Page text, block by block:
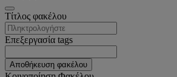
Tίτλος φακέλου
Επεξεργασία tags
Αποθήκευση φακέλου